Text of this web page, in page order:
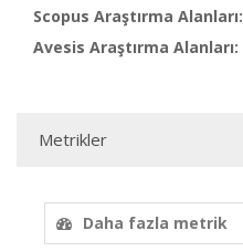
Scopus Araştırma Alanları:
Avesis Araştırma Alanları:
Metrikler
Daha fazla metrik